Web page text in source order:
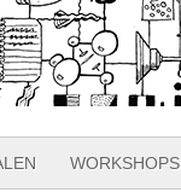
WORKSHOPS